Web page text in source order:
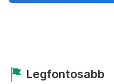
Legfontosabb